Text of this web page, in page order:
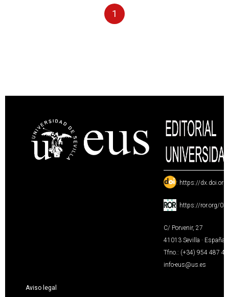
1
: https://
: https://ror.org/
C/ Porvenir, 27
41013 Sevilla · España
Tfno.: (+34) 954 487
info-eus@us.es
Aviso legal